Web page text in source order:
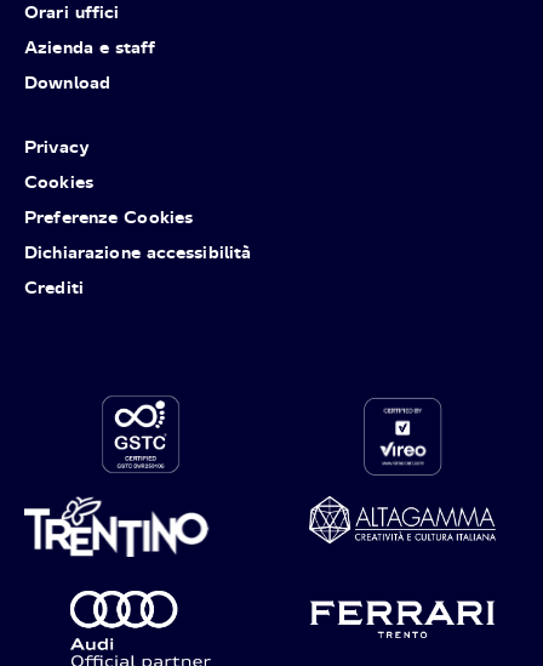
Orari uffici
Azienda e staff
Download
Privacy
Cookies
Preferenze Cookies
Dichiarazione accessibilità
Crediti